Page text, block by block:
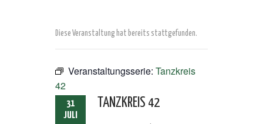
Diese Veranstaltung hat bereits stattgefunden.
Veranstaltungsserie: Tanzkreis
42
31
JULI
TANZKREIS 42